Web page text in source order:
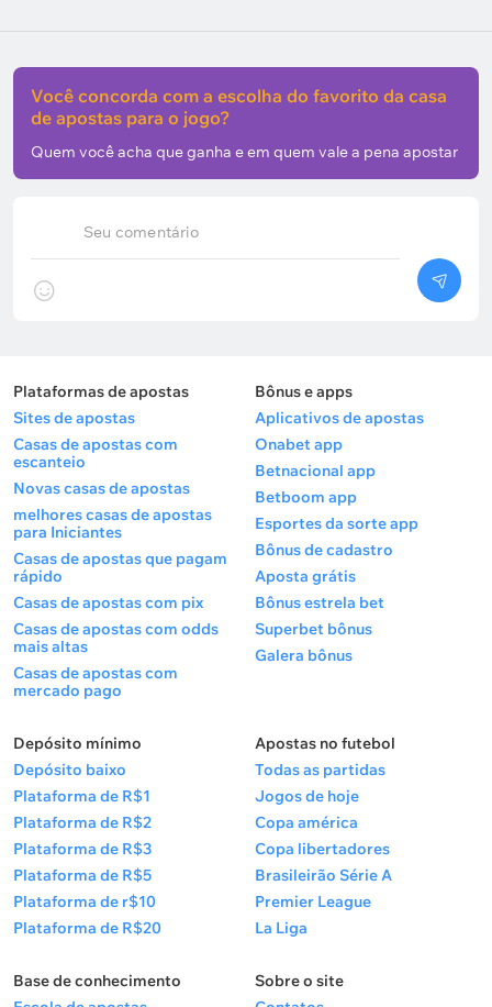
Seu comentário
Você concorda com a escolha do favorito da casa
de apostas para o jogo?
Quem você acha que ganha e em quem vale a pena apostar
Plataformas de apostas
Sites de apostas
Casas de apostas com
escanteio
Novas casas de apostas
melhores casas de apostas
para Iniciantes
Casas de apostas que pagam
rápido
Casas de apostas com pix
Casas de apostas com odds
mais altas
Casas de apostas com
mercado pago
Bônus e apps
Aplicativos de apostas
Onabet app
Betnacional app
Betboom app
Esportes da sorte app
Bônus de cadastro
Aposta grátis
Bônus estrela bet
Superbet bônus
Galera bônus
Depósito mínimo
Depósito baixo
Plataforma de R$1
Plataforma de R$2
Plataforma de R$3
Plataforma de R$5
Plataforma de r$10
Plataforma de R$20
Apostas no futebol
Todas as partidas
Jogos de hoje
Copa américa
Copa libertadores
Brasileirão Série A
Premier League
La Liga
Base de conhecimento
Sobre o site